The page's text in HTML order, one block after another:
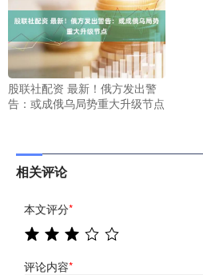
股联社配资 最新！俄方发出警
告：或成俄乌局势重大升级节点
相关评论
本文评分*
评论内容*